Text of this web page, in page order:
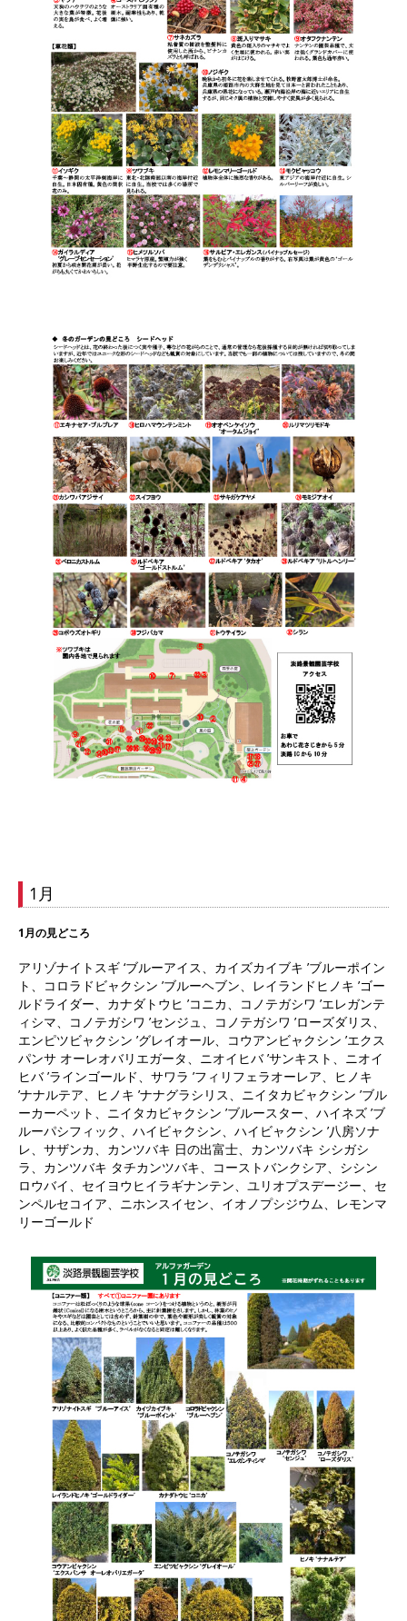
1月
1月の見どころ
アリゾナイトスギ ‘ブルーアイス、カイズカイブキ ’ブルーポイン
ト、コロラドビャクシン ’ブルーヘブン、レイランドヒノキ ’ゴー
ルドライダー、カナダトウヒ ’コニカ、コノテガシワ ’エレガンテ
ィシマ、コノテガシワ ’センジュ、コノテガシワ ’ローズダリス、
エンピツビャクシン ’グレイオール、コウアンビャクシン ’エクス
パンサ オーレオバリエガータ、ニオイヒバ ’サンキスト、ニオイ
ヒバ ’ラインゴールド、サワラ ’フィリフェラオーレア、ヒノキ
’ナナルテア、ヒノキ ’ナナグラシリス、ニイタカビャクシン ’ブル
ーカーペット、ニイタカビャクシン ’ブルースター、ハイネズ ’ブ
ルーパシフィック、ハイビャクシン、ハイビャクシン ’八房ソナ
レ、サザンカ、カンツバキ 日の出富士、カンツバキ シシガシ
ラ、カンツバキ タチカンツバキ、コーストバンクシア、シシン
ロウバイ、セイヨウヒイラギナンテン、ユリオプスデージー、セ
ンペルセコイア、ニホンスイセン、イオノプシジウム、レモンマ
リーゴールド